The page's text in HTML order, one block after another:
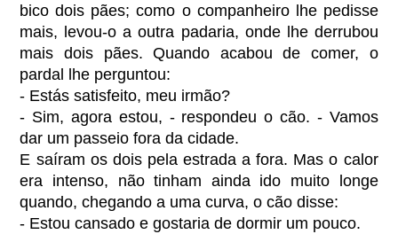
bico dois pães; como o companheiro lhe pedisse
mais, levou-o a outra padaria, onde lhe derrubou
mais dois pães. Quando acabou de comer, o
pardal lhe perguntou:
- Estás satisfeito, meu irmão?
- Sim, agora estou, - respondeu o cão. - Vamos
dar um passeio fora da cidade.
E saíram os dois pela estrada a fora. Mas o calor
era intenso, não tinham ainda ido muito longe
quando, chegando a uma curva, o cão disse:
- Estou cansado e gostaria de dormir um pouco.